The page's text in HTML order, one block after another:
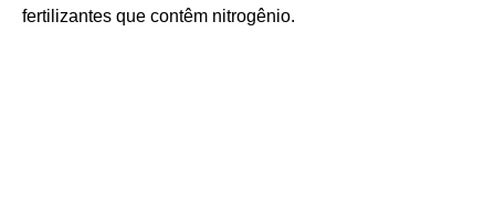
fertilizantes que contêm nitrogênio.